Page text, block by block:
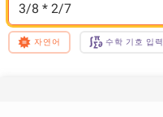
3/8 * 2/7
자연어 수학 기호 입력